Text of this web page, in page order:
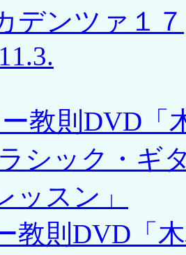
デンツァ１７
教則DVD「